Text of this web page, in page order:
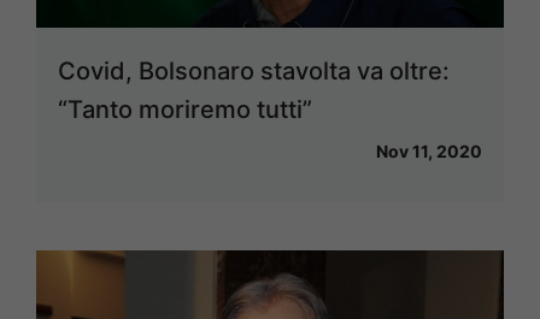
Covid, Bolsonaro stavolta va oltre:
“Tanto moriremo tutti”
Nov 11, 2020